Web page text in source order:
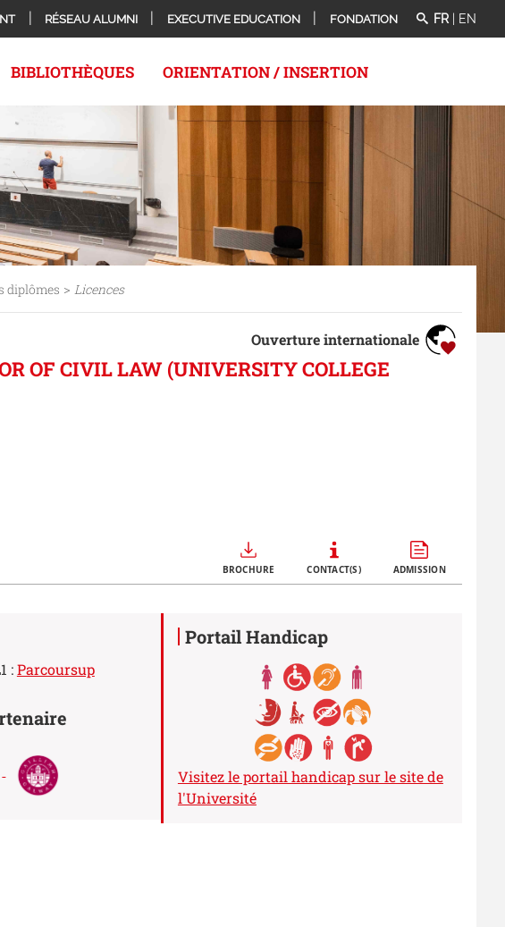
RÉSEAU ALUMNI EXECUTIVE EDUCATION FONDATION FR EN
BIBLIOTHÈQUES ORIENTATION / INSERTION
diplômes > Licences
Ouverture internationale
OF CIVIL LAW (UNIVERSITY COLLEGE
Call to actions
BROCHURE CONTACT(S) ADMISSION
:Parcoursup
Portail Handicap
Visitez le portail handicap sur le site de
l'Université